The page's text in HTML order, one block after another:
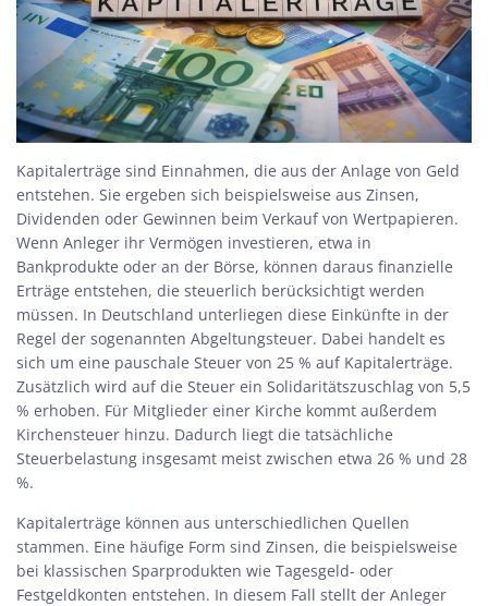
Kapitalerträge sind Einnahmen, die aus der Anlage von Geld
entstehen. Sie ergeben sich beispielsweise aus Zinsen,
Dividenden oder Gewinnen beim Verkauf von Wertpapieren.
Wenn Anleger ihr Vermögen investieren, etwa in
Bankprodukte oder an der Börse, können daraus finanzielle
Erträge entstehen, die steuerlich berücksichtigt werden
müssen. In Deutschland unterliegen diese Einkünfte in der
Regel der sogenannten Abgeltungsteuer. Dabei handelt es
sich um eine pauschale Steuer von 25 % auf Kapitalerträge.
Zusätzlich wird auf die Steuer ein Solidaritätszuschlag von 5,5
% erhoben. Für Mitglieder einer Kirche kommt außerdem
Kirchensteuer hinzu. Dadurch liegt die tatsächliche
Steuerbelastung insgesamt meist zwischen etwa 26 % und 28
%.
Kapitalerträge können aus unterschiedlichen Quellen
stammen. Eine häufige Form sind Zinsen, die beispielsweise
bei klassischen Sparprodukten wie Tagesgeld- oder
Festgeldkonten entstehen. In diesem Fall stellt der Anleger